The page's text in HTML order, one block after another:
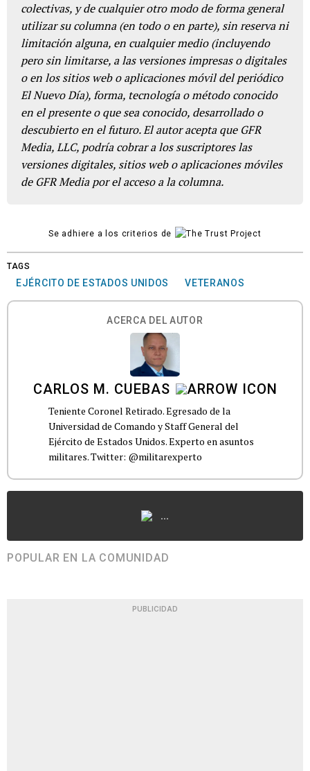
colectivas, y de cualquier otro modo de forma general
utilizar su columna (en todo o en parte), sin reserva ni
limitación alguna, en cualquier medio (incluyendo
pero sin limitarse, a las versiones impresas o digitales
o en los sitios web o aplicaciones móvil del periódico
El Nuevo Día), forma, tecnología o método conocido
en el presente o que sea conocido, desarrollado o
descubierto en el futuro. El autor acepta que GFR
Media, LLC, podría cobrar a los suscriptores las
versiones digitales, sitios web o aplicaciones móviles
de GFR Media por el acceso a la columna.
Se adhiere a los criterios de
TAGS
EJÉRCITO DE ESTADOS UNIDOS VETERANOS
ACERCA DEL AUTOR
CARLOS M. CUEBAS
Teniente Coronel Retirado. Egresado de la
Universidad de Comando y Staff General del
Ejército de Estados Unidos. Experto en asuntos
...
POPULAR EN LA COMUNIDAD
PUBLICIDAD